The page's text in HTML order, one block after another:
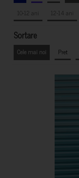
10-12 ani
12-14 ani
Sortare
Cele mai noi Pret